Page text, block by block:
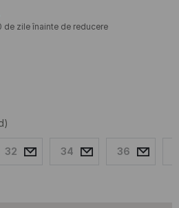
de zile înainte de reducere
32 34 36